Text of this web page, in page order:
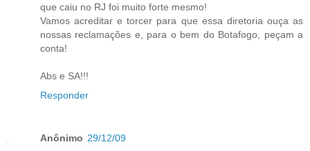
que caiu no RJ foi muito forte mesmo!
Vamos acreditar e torcer para que essa diretoria ouça as
nossas reclamações e, para o bem do Botafogo, peçam a
conta!
Abs e SA!!!
Responder
Anônimo 29/12/09